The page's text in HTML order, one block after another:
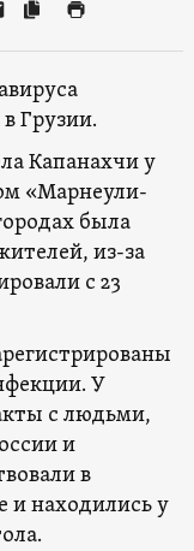
Грузии.
Капанахчи у
«Марнеули-
была
из-за
с 23
У
с людьми,
и
в
и находились у